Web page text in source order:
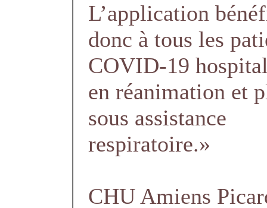
L’application
donc à tous les
COVID-19
en réanimation et
sous assistance
respiratoire.»
CHU Amiens